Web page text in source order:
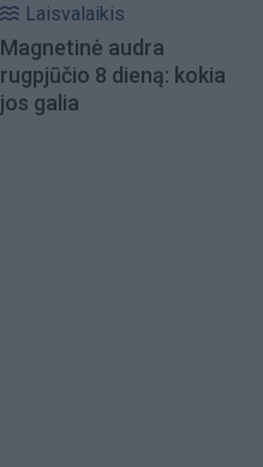
Laisvalaikis
Magnetinė audra
rugpjūčio 8 dieną: kokia
jos galia